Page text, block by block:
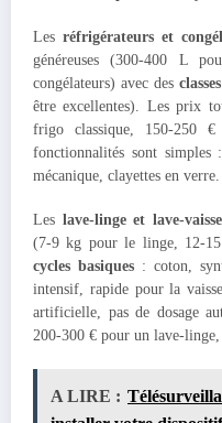
Les réfrigérateurs et
généreuses (300-400 L
congélateurs) avec des
être excellentes). Les prix
frigo classique, 150-250
fonctionnalités sont simples
mécanique, clayettes en verre.
Les lave-linge et lave-
(7-9 kg pour le linge, 12-15
cycles basiques : coton,
intensif, rapide pour la
artificielle, pas de dosage
200-300 € pour un lave-
A LIRE :